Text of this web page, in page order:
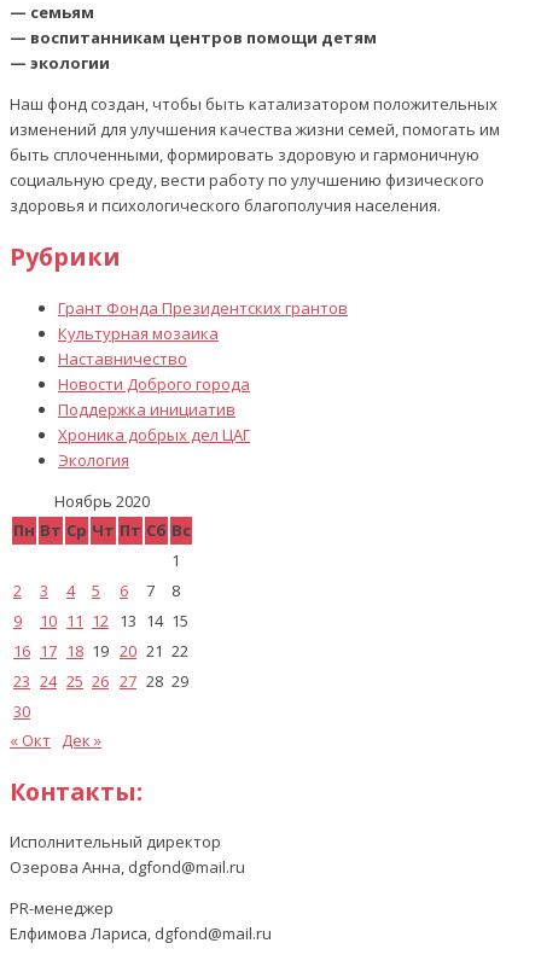
— семьям
— воспитанникам центров помощи детям
— экологии
Наш фонд создан, чтобы быть катализатором положительных
изменений для улучшения качества жизни семей, помогать им
быть сплоченными, формировать здоровую и гармоничную
социальную среду, вести работу по улучшению физического
здоровья и психологического благополучия населения.
Рубрики
Грант Фонда Президентских грантов
Культурная мозаика
Наставничество
Новости Доброго города
Поддержка инициатив
Хроника добрых дел ЦАГ
Экология
Ноябрь 2020
Пн Вт Ср Чт Пт Сб Вс
1
2
3 4 5 6 7
8
9
10 11 12 13 14 15
16 17 18 19 20 21 22
23 24 25 26 27 28 29
30
« Окт
Дек »
Контакты:
Исполнительный директор
Озерова Анна, dgfond@mail.ru
PR-менеджер
Елфимова Лариса, dgfond@mail.ru